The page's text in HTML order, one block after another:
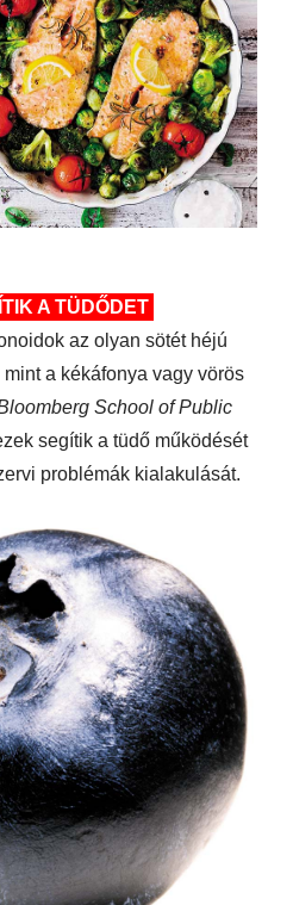
A TÜDŐDET
az olyan sötét héjú
a kékáfonya vagy vörös
School of Public
segítik a tüdő működését
problémák kialakulását.